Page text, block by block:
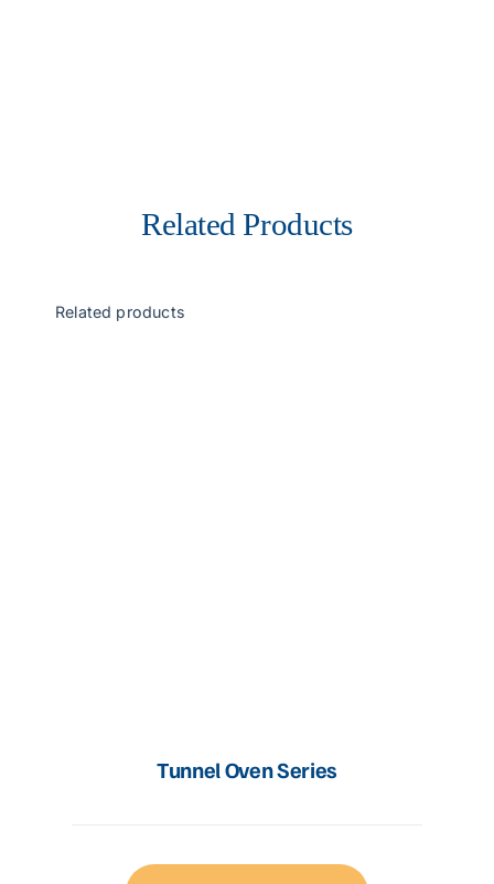
Related Products
Related products
Tunnel Oven Series